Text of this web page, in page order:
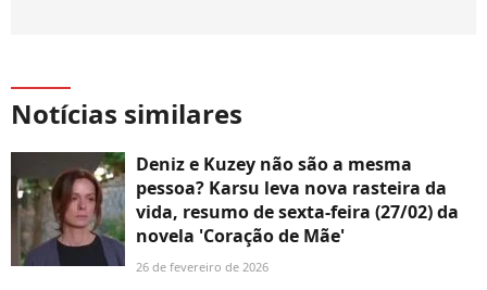
Notícias similares
Deniz e Kuzey não são a mesma
pessoa? Karsu leva nova rasteira da
vida, resumo de sexta-feira (27/02) da
novela 'Coração de Mãe'
26 de fevereiro de 2026